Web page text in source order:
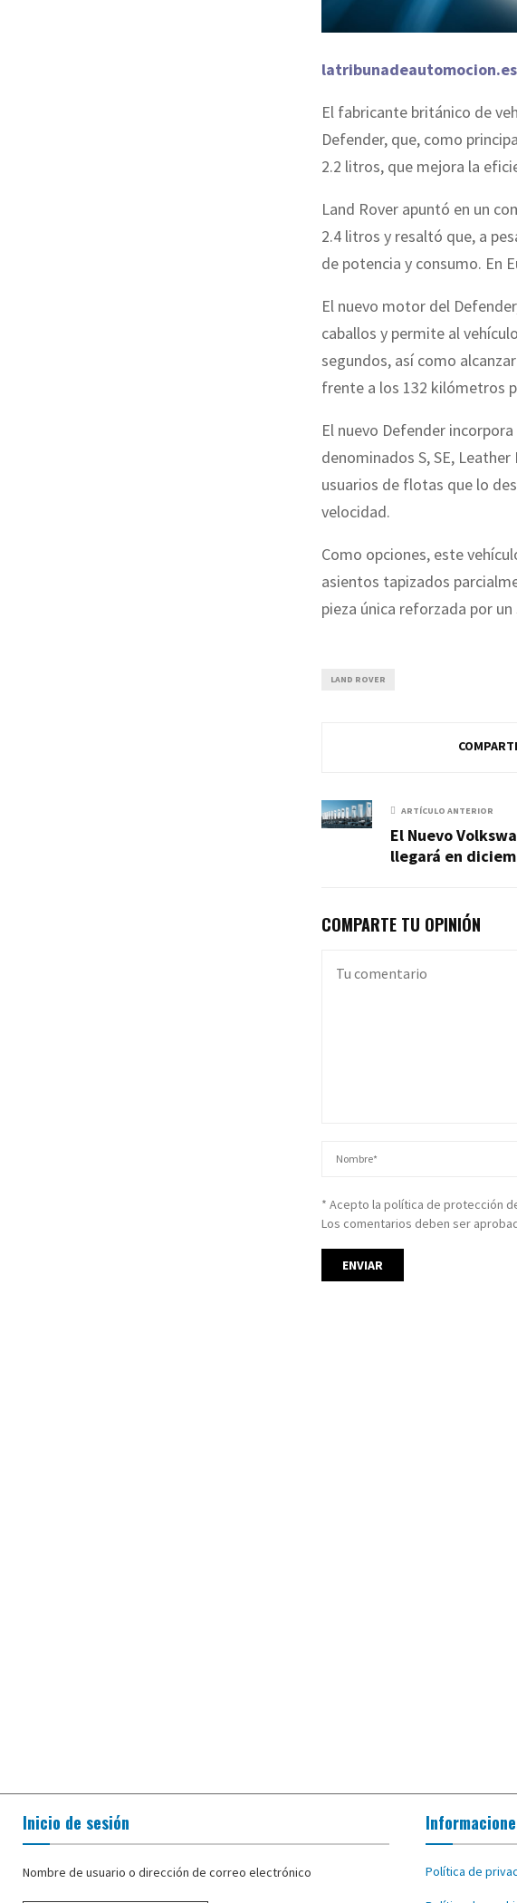
El fabricante británico de
Defender, que, como
2.2 litros, que mejora la
Land Rover apuntó en un
2.4 litros y resaltó que, a
de potencia y consumo. En
El nuevo motor del
caballos y permite al
segundos, así como
frente a los 132 kilómetros
El nuevo Defender
denominados S, SE,
usuarios de flotas que lo
velocidad.
Como opciones, este
asientos tapizados
pieza única reforzada por
LAND ROVER
ARTÍCULO ANTERIOR
El Nuevo
llegará en
COMPARTE TU OPINIÓN
* Acepto la política de protección
Los comentarios deben ser
Inicio de sesión
Nombre de usuario o dirección de correo electrónico Política de